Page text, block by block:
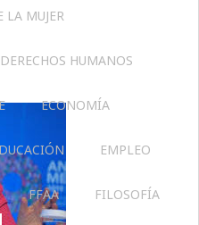
LA MUJER
DERECHOS HUMANOS
ECONOMÍA
EMPLEO
FFAA FILOSOFÍA